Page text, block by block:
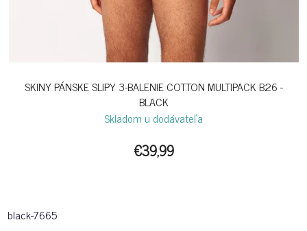
SKINY PÁNSKE SLIPY 3-BALENIE COTTON MULTIPACK B26 -
BLACK
Skladom u dodávateľa
€39,99
black-7665